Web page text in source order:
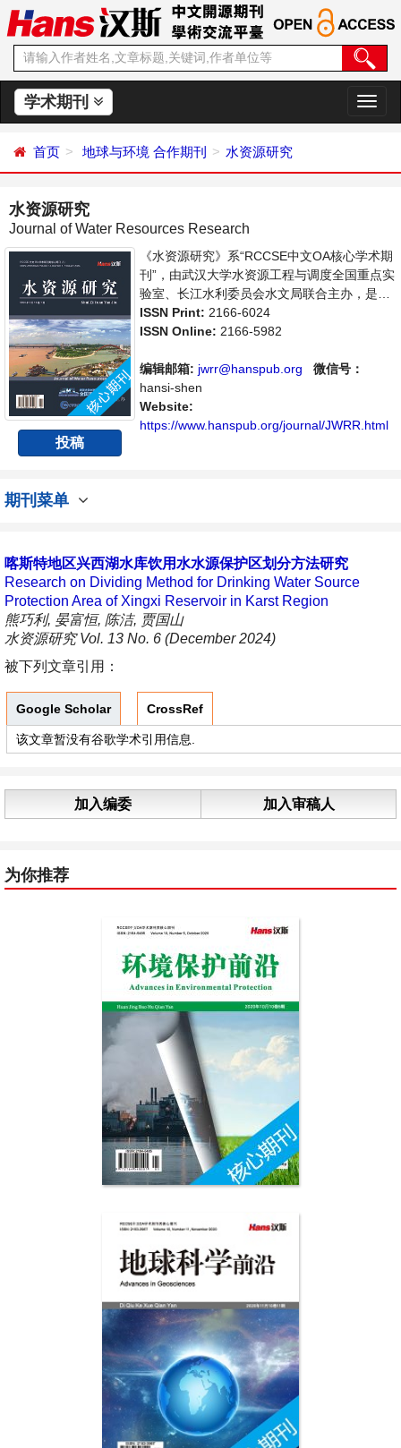
学术期刊
切
换
首页 地球与环境 合作期刊 水资源研究
水资源研究
Journal of Water Resources Research
投稿
《水资源研究》系“RCCSE中文OA核心学术期
刊”，由武汉大学水资源工程与调度全国重点实
验室、长江水利委员会水文局联合主办，是开
放获取期刊，以传播和展示世界水文水资源研
究领域最新成果、推进中国水文水资源研究走
发利用，水环境保护的理论方法、技术经验和
应用成果以及水文水资源研究新的发展方向和
具有前瞻性的水战略性问题，为广大水文水资
源研究者及相关技术人员提供一个免...
ISSN Print: 2166-6024
ISSN Online: 2166-5982
编辑邮箱: jwrr@hanspub.org
微信号：
hansi-shen
Website:
https://www.hanspub.org/journal/JWRR.html
期刊菜单
喀斯特地区兴西湖水库饮用水水源保护区划分方法研究
Research on Dividing Method for Drinking Water Source
Protection Area of Xingxi Reservoir in Karst Region
熊巧利, 晏富恒, 陈洁, 贾国山
水资源研究 Vol. 13 No. 6 (December 2024)
被下列文章引用：
Google Scholar CrossRef
该文章暂没有谷歌学术引用信息.
加入编委 加入审稿人
为你推荐